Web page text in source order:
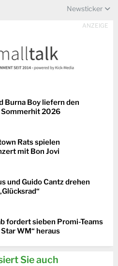
Newsticker
ANZEIGE
Burna Boy liefern den
2026
Rats spielen
mit Bon Jovi
und Guido Cantz drehen
fordert sieben Promi-Teams
WM“ heraus
Sie auch